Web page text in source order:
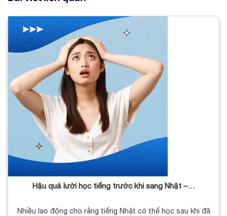
Hậu quả lười học tiếng trước khi sang Nhật –…
Nhiều lao động cho rằng tiếng Nhật có thể học sau khi đã